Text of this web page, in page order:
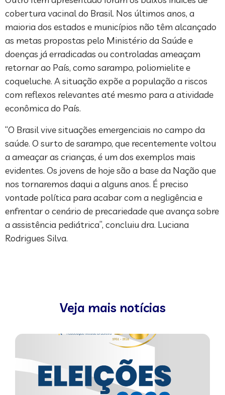
cobertura vacinal do Brasil. Nos últimos anos, a
maioria dos estados e municípios não têm alcançado
as metas propostas pelo Ministério da Saúde e
doenças já erradicadas ou controladas ameaçam
retornar ao País, como sarampo, poliomielite e
coqueluche. A situação expõe a população a riscos
com reflexos relevantes até mesmo para a atividade
econômica do País.
“O Brasil vive situações emergenciais no campo da
saúde. O surto de sarampo, que recentemente voltou
a ameaçar as crianças, é um dos exemplos mais
evidentes. Os jovens de hoje são a base da Nação que
nos tornaremos daqui a alguns anos. É preciso
vontade política para acabar com a negligência e
enfrentar o cenário de precariedade que avança sobre
a assistência pediátrica”, concluiu dra. Luciana
Rodrigues Silva.
Veja mais notícias